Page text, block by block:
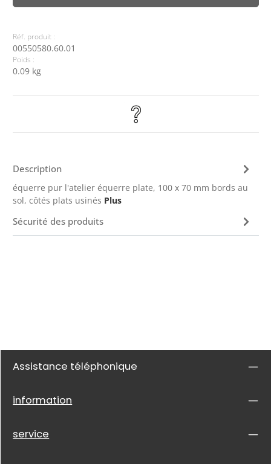
Réf. produit :
00550580.60.01
Poids :
0.09 kg
Description
équerre pur l'atelier équerre plate, 100 x 70 mm bords au
sol, côtés plats usinés Plus
Sécurité des produits
Assistance téléphonique
information
service